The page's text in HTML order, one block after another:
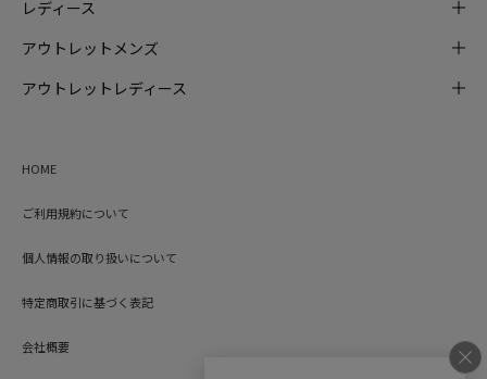
レディース
アウトレットメンズ
アウトレットレディース
HOME
ご利用規約について
個人情報の取り扱いについて
特定商取引に基づく表記
会社概要